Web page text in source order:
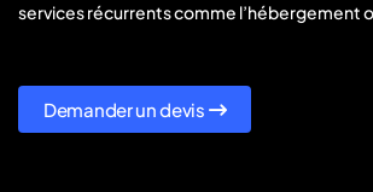
services récurrents comme l’hébergement
Demander un devis